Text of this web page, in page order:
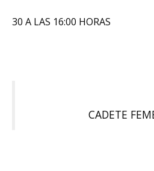
30 A LAS 16:00 HORAS
CADETE